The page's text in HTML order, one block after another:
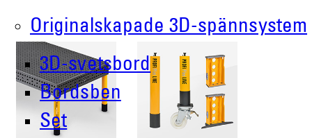
Originalskapade 3D-spännsystem
3D-svetsbord
Bordsben
Set